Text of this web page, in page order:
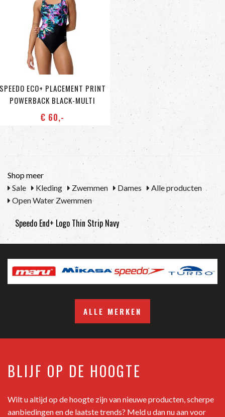
ECO+ PLACEMENT PRINT
POWERBACK BLACK-MULTI
€ 60,-
Shop meer
Sale
Kleding Zwemmen Dames
Alle producten
Open Water Zwemmen
Speedo End+ Logo Thin Strip Navy
ALLE MERKEN
BLIJF OP DE HOOGTE
Wilt u altijd op de hoogte zijn van nieuwe producten, scherpe
aanbiedingen en de laatste trends? Meld u dan nu aan voor